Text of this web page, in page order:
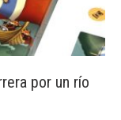
por un río